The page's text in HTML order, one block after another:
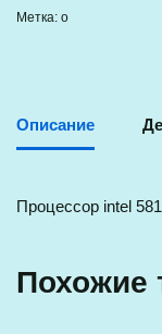
Метка: о
Описание
Процессор intel
Похожие